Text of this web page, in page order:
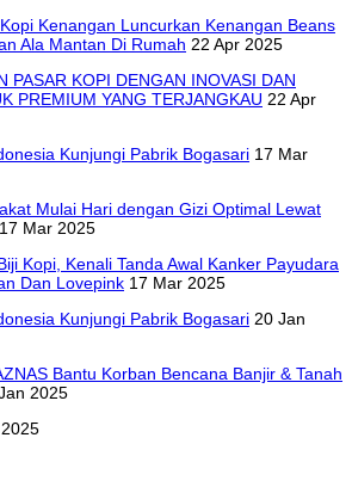
Kenangan Luncurkan Kenangan Beans
Ala Mantan Di Rumah 22 Apr 2025
PASAR KOPI DENGAN INOVASI DAN
PREMIUM YANG TERJANGKAU 22 Apr
Kunjungi Pabrik Bogasari 17 Mar
Mulai Hari dengan Gizi Optimal Lewat
17 Mar 2025
Kopi, Kenali Tanda Awal Kanker Payudara
Dan Lovepink 17 Mar 2025
Kunjungi Pabrik Bogasari 20 Jan
Bantu Korban Bencana Banjir & Tanah
2025